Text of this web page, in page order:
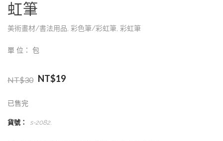
虹筆
美術畫材/書法用品, 彩色筆/彩虹筆, 彩虹筆
單 位： 包
NT$30 NT$19
已售完
貨號： s-2082.